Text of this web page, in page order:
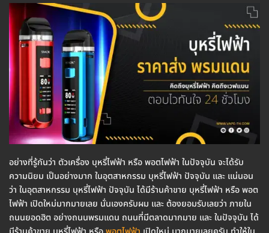
อย่างที่รู้กันว่า ตัวเครื่อง บุหรี่ไฟฟ้า หรือ พอตไฟฟ้า ในปัจจุบัน จะได้รับ
ความนิยม เป็นอย่างมาก ในอุตสาหกรรม บุหรี่ไฟฟ้า ปัจจุบัน และ แน่นอน
ว่า ในอุตสาหกรรม บุหรี่ไฟฟ้า ปัจจุบัน ได้มีร้านค้าขาย บุหรี่ไฟฟ้า หรือ พอต
ไฟฟ้า เปิดใหม่มากมายเลย นั่นเองครับผม และ ต้องยอมรับเลยว่า ภายใน
ถนนยอดฮิต อย่างถนนพรมแดน ถนนที่มีตลาดมากมาย และ ในปัจจุบัน ได้